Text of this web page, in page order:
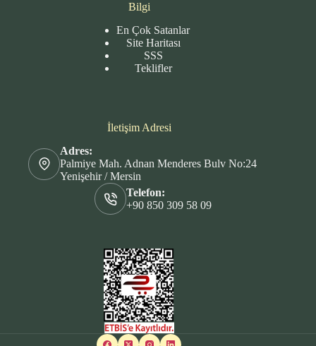
Bilgi
En Çok Satanlar
Site Haritası
SSS
Teklifler
İletişim Adresi
Adres:
Palmiye Mah. Adnan Menderes Bulv No:24
Yenişehir / Mersin
Telefon:
+90 850 309 58 09